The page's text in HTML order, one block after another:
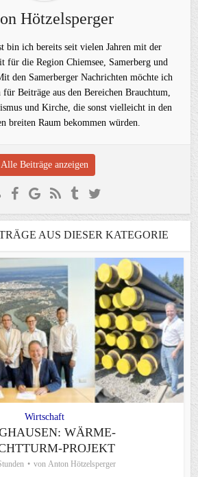
Hötzelsperger
bin ich bereits seit vielen Jahren mit der
für die Region Chiemsee, Samerberg und
den Samerberger Nachrichten möchte ich
Beiträge aus den Bereichen Brauchtum,
und Kirche, die sonst vielleicht in den
breiten Raum bekommen würden.
Alle Beiträge anzeigen
AUS DIESER KATEGORIE
Wirtschaft
WÄRME-
PROJEKT
von Anton Hötzelsperger